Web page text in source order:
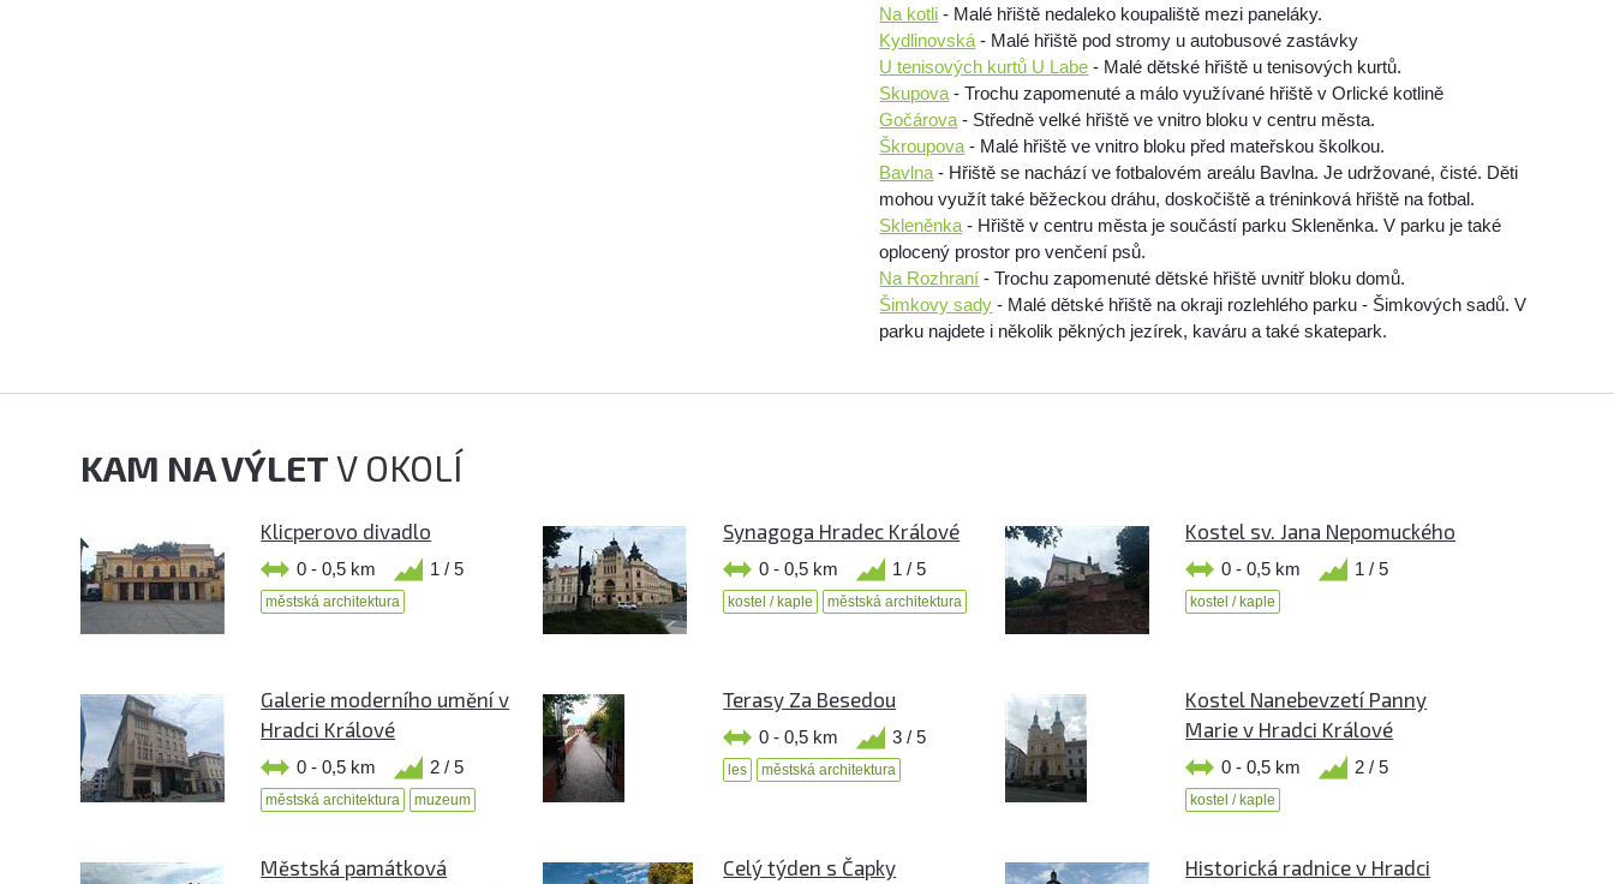
Na kotli - Malé hřiště nedaleko koupaliště mezi paneláky.
Kydlinovská - Malé hřiště pod stromy u autobusové zastávky
U tenisových kurtů U Labe - Malé dětské hřiště u tenisových kurtů.
Skupova - Trochu zapomenuté a málo využívané hřiště v Orlické kotlině
Gočárova - Středně velké hřiště ve vnitro bloku v centru města.
Škroupova - Malé hřiště ve vnitro bloku před mateřskou školkou.
Bavlna - Hřiště se nachází ve fotbalovém areálu Bavlna. Je udržované, čisté. Děti
mohou využít také běžeckou dráhu, doskočiště a tréninková hřiště na fotbal.
Skleněnka - Hřiště v centru města je součástí parku Skleněnka. V parku je také
oplocený prostor pro venčení psů.
Na Rozhraní - Trochu zapomenuté dětské hřiště uvnitř bloku domů.
Šimkovy sady - Malé dětské hřiště na okraji rozlehlého parku - Šimkových sadů. V
parku najdete i několik pěkných jezírek, kaváru a také skatepark.
KAM NA VÝLETV OKOLÍ
Klicperovo divadlo
0 - 0,5 km 1 / 5
městská architektura
Synagoga Hradec Králové
0 - 0,5 km 1 / 5
kostel / kaple městská architektura
Kostel sv. Jana Nepomuckého
0 - 0,5 km 1 / 5
kostel / kaple
Galerie moderního umění v
Hradci Králové
0 - 0,5 km 2 / 5
městská architektura muzeum
Terasy Za Besedou
0 - 0,5 km 3 / 5
les městská architektura
Kostel Nanebevzetí Panny
Marie v Hradci Králové
0 - 0,5 km 2 / 5
kostel / kaple
Městská památková
Celý týden s Čapky
Historická radnice v Hradci